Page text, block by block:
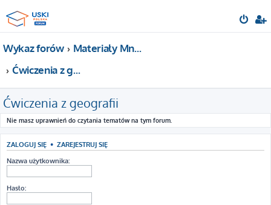
Wykaz forów
Materiały Mnemotechniki - Ćwiczenia na pamięć
Ćwiczenia z geografii
Ćwiczenia z geografii
Nie masz uprawnień do czytania tematów na tym forum.
ZALOGUJ SIĘ • ZAREJESTRUJ SIĘ
Nazwa użytkownika:
Hasło: